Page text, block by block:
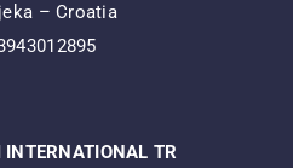
– Croatia
TR